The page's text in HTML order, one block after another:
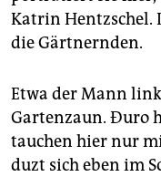
Katrin
die Gärtnernden.
Etwa der Mann
Gartenzaun. Ðuro
tauchen hier nur
duzt sich eben im